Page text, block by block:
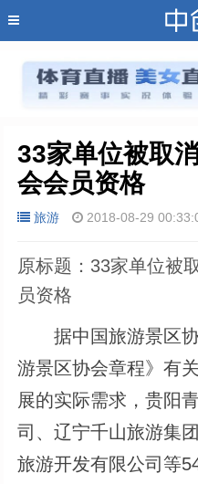
33家单位被取
会会员资格
旅游 2018-08-29
原标题：33家单位被
员资格
据中国旅游景区协
游景区协会章程》有
展的实际需求，贵阳
司、辽宁千山旅游集
旅游开发有限公司等